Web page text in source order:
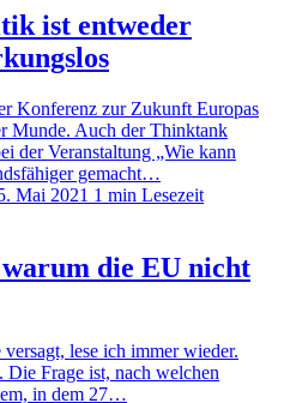
ist entweder
Konferenz zur Zukunft Europas
Munde. Auch der Thinktank
der Veranstaltung „Wie kann
gemacht…
Mai 2021 1 min Lesezeit
die EU nicht
lese ich immer wieder.
Die Frage ist, nach welchen
in dem 27…